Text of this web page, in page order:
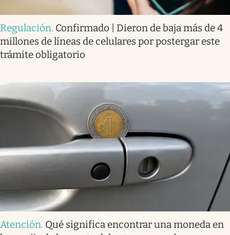
Regulación. Confirmado | Dieron de baja más de 4
millones de líneas de celulares por postergar este
trámite obligatorio
Atención. Qué significa encontrar una moneda en